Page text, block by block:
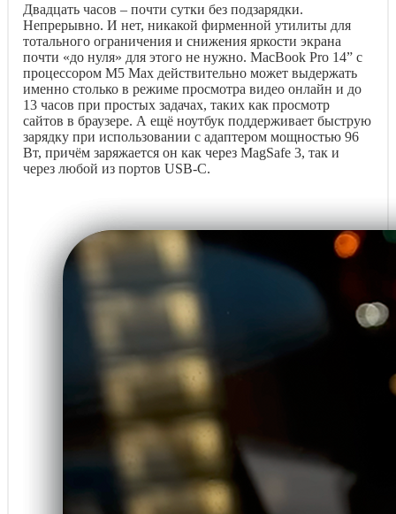
Двадцать часов – почти сутки без подзарядки.
Непрерывно. И нет, никакой фирменной утилиты для
тотального ограничения и снижения яркости экрана
почти «до нуля» для этого не нужно. MacBook Pro 14” с
процессором M5 Max действительно может выдержать
именно столько в режиме просмотра видео онлайн и до
13 часов при простых задачах, таких как просмотр
сайтов в браузере. А ещё ноутбук поддерживает быструю
зарядку при использовании с адаптером мощностью 96
Вт, причём заряжается он как через MagSafe 3, так и
через любой из портов USB-C.